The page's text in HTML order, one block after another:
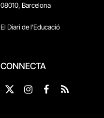
08010, Barcelona
El Diari de l'Educació
CONNECTA
X
Instagram
Facebook
RSS